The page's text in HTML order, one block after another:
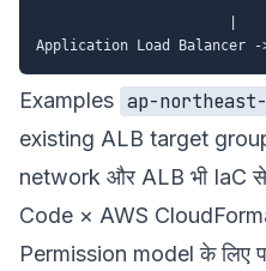
Examples ap-
existing ALB target
network और ALB भी IaC से
Code × AWS
Permission model के लिए